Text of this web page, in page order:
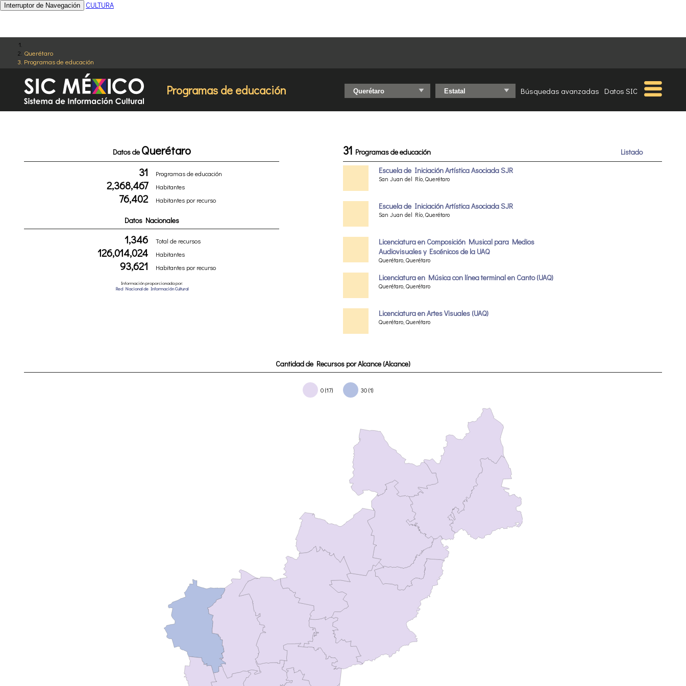
Querétaro
Programas de educación
Programas de educación Búsquedas avanzadas Datos SIC
Interruptor de Navegación CULTURA
Datos de Querétaro
31 Programas de educación
2,368,467 Habitantes
76,402 Habitantes por recurso
Datos Nacionales
1,346 Total de recursos
126,014,024 Habitantes
93,621 Habitantes por recurso
Información proporcionada por:
Red Nacional de Información Cultural
31 Programas de educación
Listado
Escuela de Iniciación Artística Asociada SJR
San Juan del Río, Querétaro
Escuela de Iniciación Artística Asociada SJR
San Juan del Río, Querétaro
Licenciatura en Composición Musical para Medios
Audiovisuales y Escénicos de la UAQ
Querétaro, Querétaro
Licenciatura en Música con línea terminal en Canto (UAQ)
Querétaro, Querétaro
Licenciatura en Artes Visuales (UAQ)
Querétaro, Querétaro
Cantidad de Recursos por Alcance (Alcance)
0 (17) 30 (1)